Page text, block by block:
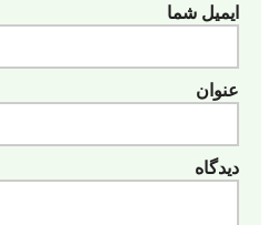
ایمیل شما
عنوان
دیدگاه